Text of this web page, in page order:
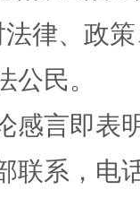
律、政
公民。
感言即表
联系，电